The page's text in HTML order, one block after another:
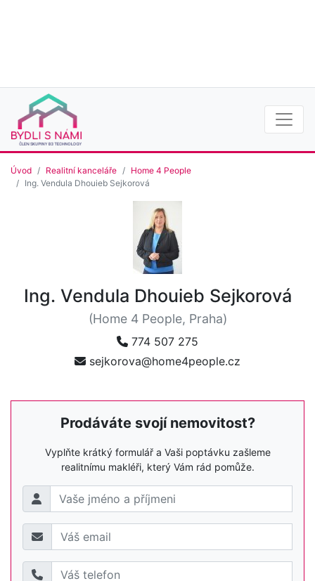
Úvod Realitní kanceláře
Home 4 People
Ing. Vendula Dhouieb Sejkorová
Ing. Vendula Dhouieb Sejkorová
(Home 4 People, Praha)
774 507 275
sejkorova@home4people.cz
Prodáváte svojí nemovitost?
Vyplňte krátký formulář a Vaši poptávku zašleme
realitnímu makléři, který Vám rád pomůže.